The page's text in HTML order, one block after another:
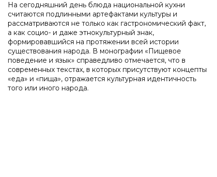
На сегодняшний день блюда национальной кухни
считаются подлинными артефактами культуры и
рассматриваются не только как гастрономический факт,
а как социо- и даже этнокультурный знак,
формировавшийся на протяжении всей истории
существования народа. В монографии «Пищевое
поведение и язык» справедливо отмечается, что в
современных текстах, в которых присутствуют концепты
«еда» и «пища», отражается культурная идентичность
того или иного народа.